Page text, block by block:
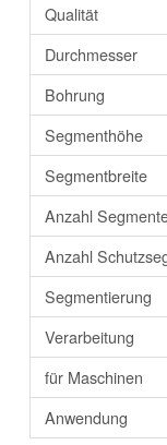
Qualität
Durchmesser
Bohrung
Segmenthöhe
Segmentbreite
Anzahl
Anzahl
Segmentierung
Verarbeitung
für Maschinen
Anwendung